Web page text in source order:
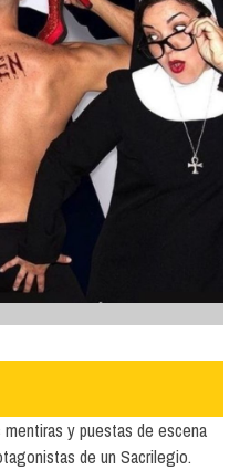
y puestas de escena
de un Sacrilegio.